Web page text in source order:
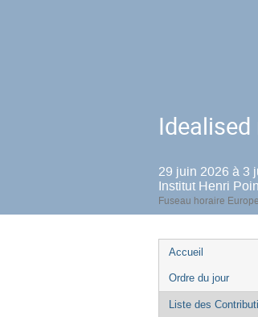
29 juin 2026 à 3
Institut Henri
Fuseau horaire
Menu
de
l'événement
Accueil
Ordre du jour
Liste des